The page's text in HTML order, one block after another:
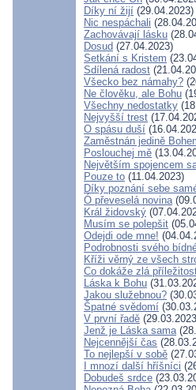
Díky ní žijí (29.04.2023)
Nic nespáchali
Zachovávají lásku
Dosud (27.04.2023)
Setkání s Kristem
Sdílená radost
Všecko bez námahy?
Ne člověku, ale Bohu
Všechny nedostatky
Nejvyšší trest
O spásu duší
Zaměstnán jedině
Poslouchej mě
Největším spojencem
Pouze to (11.04.2023)
Díky poznání sebe
Ó převeselá novina
Král židovský
Musím se polepšit
Odejdi ode mne!
Podrobnosti svého
Kříži věrný ze všech
Co dokáže zlá
Láska k Bohu
Jakou služebnou?
Špatné svědomí
V první řadě
Jenž je Láska sama
Nejcennější čas
To nejlepší v sobě
I mnozí další hříšníci
Dobudeš srdce